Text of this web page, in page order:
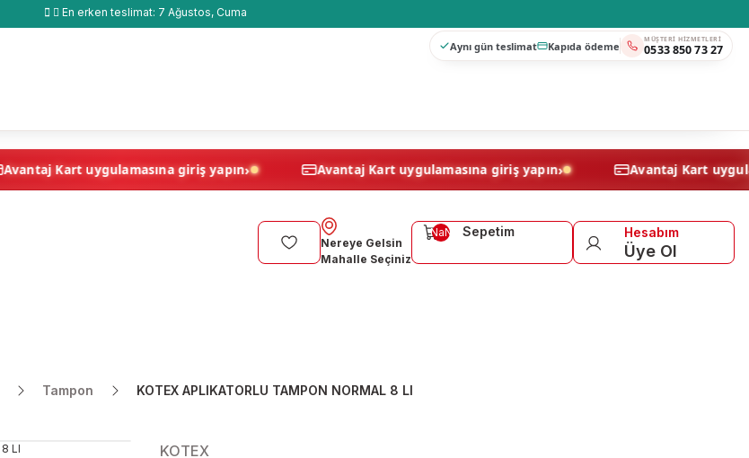
En erken teslimat: 7 Ağustos, Cuma
Aynı gün teslimat Kapıda ödeme MÜŞTERI HIZMETLERI
0533 850 73 27
Avantaj Kart uygulamasına giriş yapın Avantaj Kart uygulamasına giriş yapın Avantaj
Nereye Gelsin
Mahalle Seçiniz
Sepetim
NaN Hesabım
Üye Ol
Tampon KOTEX APLIKATORLU TAMPON NORMAL 8 LI
KOTEX